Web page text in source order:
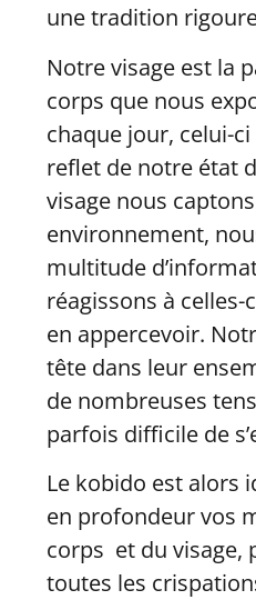
une tradition
Notre visage est la
corps que nous
chaque jour, celui-
reflet de notre état
visage nous
environnement,
multitude
réagissons à
en appercevoir.
tête dans leur
de nombreuses
parfois difficile de
Le kobido est alors
en profondeur vos
corps et du visage,
toutes les